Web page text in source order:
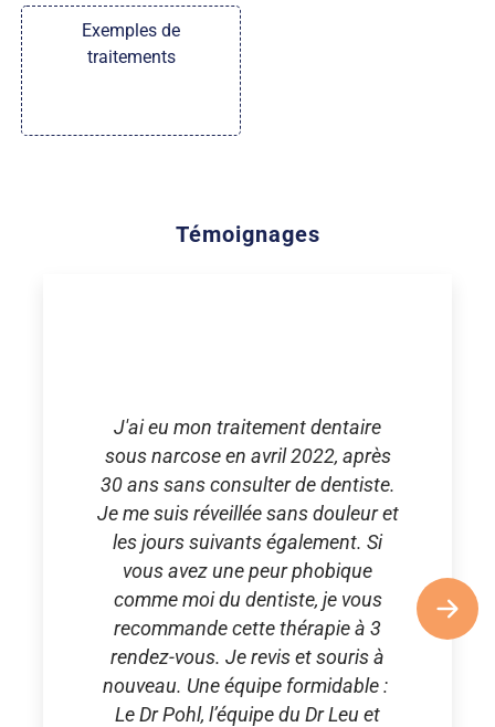
Exemples de
traitements
Témoignages
J'ai eu mon traitement dentaire
sous narcose en avril 2022, après
30 ans sans consulter de dentiste.
Je me suis réveillée sans douleur et
les jours suivants également. Si
vous avez une peur phobique
comme moi du dentiste, je vous
recommande cette thérapie à 3
rendez-vous. Je revis et souris à
nouveau. Une équipe formidable :
Le Dr Pohl, l’équipe du Dr Leu et